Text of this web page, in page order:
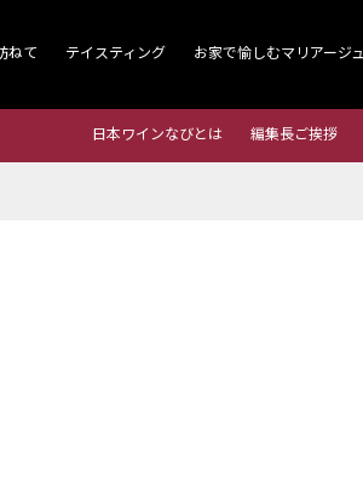
ねて テイスティング お家で愉しむマリアージュ
日本ワインなびとは 編集長ご挨拶